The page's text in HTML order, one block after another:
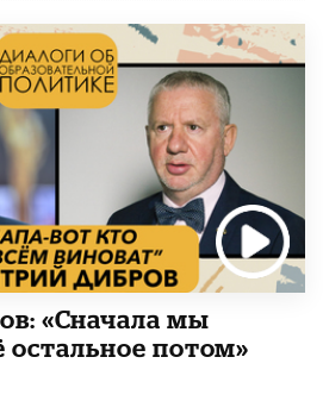
«Сначала мы
остальное потом»